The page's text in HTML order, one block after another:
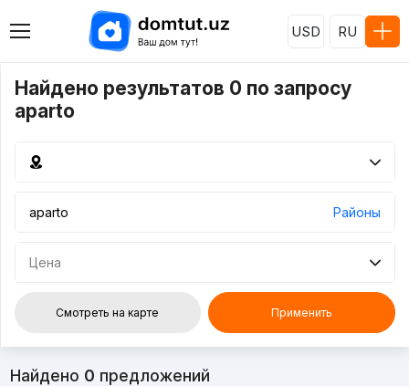
USD RU
Найдено результатов 0 по запросу
aparto
Районы
Цена
Смотреть на карте Применить
Найдено 0 предложений